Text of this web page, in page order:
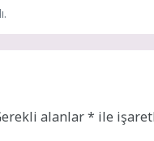
alanlar* ile